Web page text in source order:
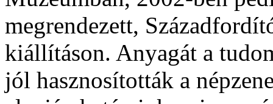
megrendezett,
kiállításon. Anyagát a
jól hasznosították a